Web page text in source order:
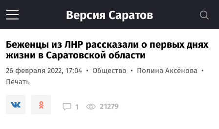
Версия Саратов
Беженцы из ЛНР рассказали о первых днях
жизни в Саратовской области
26 февраля 2022, 17:04 Общество
Полина Аксёнова
Печать
1 21279